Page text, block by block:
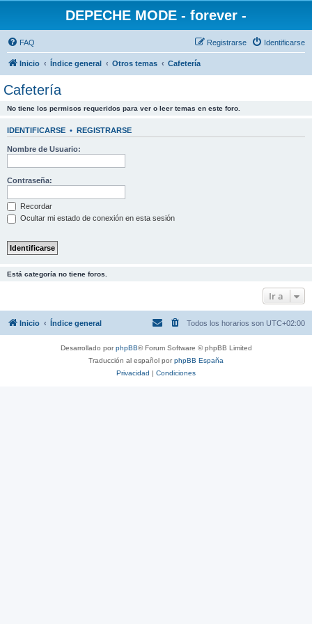
DEPECHE MODE - forever -
FAQ Identificarse
Registrarse
Inicio Índice general Otros temas Cafetería
Cafetería
No tiene los permisos requeridos para ver o leer temas en este foro.
IDENTIFICARSE • REGISTRARSE
Nombre de Usuario:
Contraseña:
Recordar
Ocultar mi estado de conexión en esta sesión
Está categoría no tiene foros.
Ir a
Inicio Índice general Todos los horarios son UTC+02:00
Desarrollado porphpBB® Forum Software © phpBB Limited
Traducción al español porphpBB España
Privacidad | Condiciones